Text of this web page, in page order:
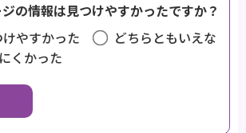
の情報は見つけやすかったですか？
やすかった
どちらともいえな
くかった